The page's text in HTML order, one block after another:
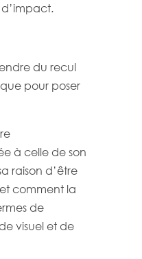
du recul
pour poser
à celle de son
raison d’être
comment la
de
visuel et de